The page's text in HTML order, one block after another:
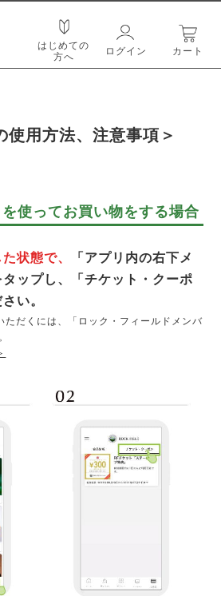
はじめての
方へ
ログイン カート
使用方法、注意事項＞
を使ってお買い物をする場合
状態で、
「アプリ内の右下メ
ップし、「チケット・クーポ
い。
だくには、「ロック・フィールドメンバ